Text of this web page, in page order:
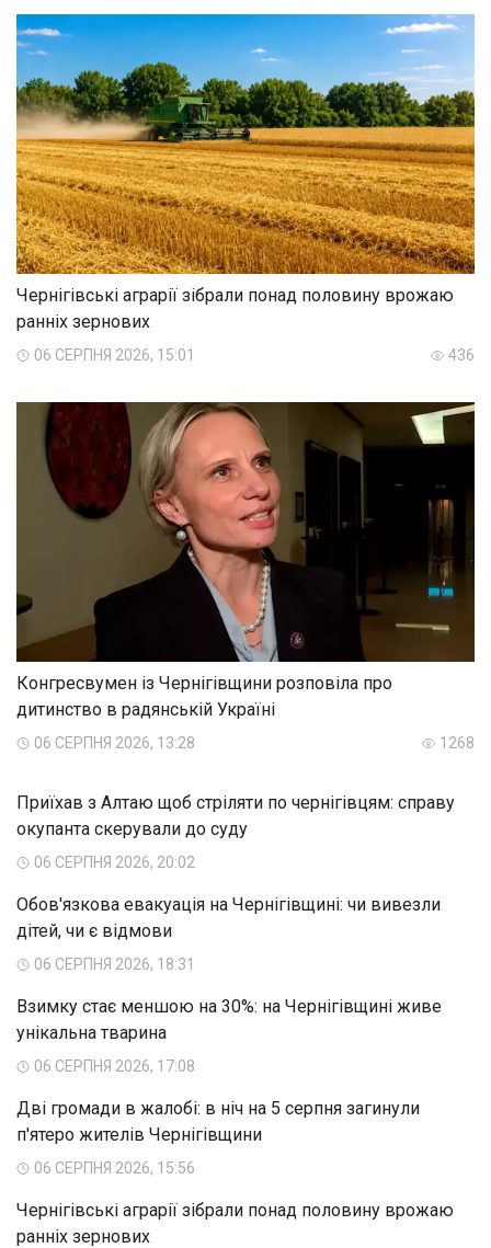
Чернігівські аграрії зібрали понад половину врожаю
ранніх зернових
06 СЕРПНЯ 2026, 15:01 436
Конгресвумен із Чернігівщини розповіла про
дитинство в радянській Україні
06 СЕРПНЯ 2026, 13:28 1268
Приїхав з Алтаю щоб стріляти по чернігівцям: справу
окупанта скерували до суду
06 СЕРПНЯ 2026, 20:02
Обов'язкова евакуація на Чернігівщині: чи вивезли
дітей, чи є відмови
06 СЕРПНЯ 2026, 18:31
Взимку стає меншою на 30%: на Чернігівщині живе
унікальна тварина
06 СЕРПНЯ 2026, 17:08
Дві громади в жалобі: в ніч на 5 серпня загинули
п'ятеро жителів Чернігівщини
06 СЕРПНЯ 2026, 15:56
Чернігівські аграрії зібрали понад половину врожаю
ранніх зернових